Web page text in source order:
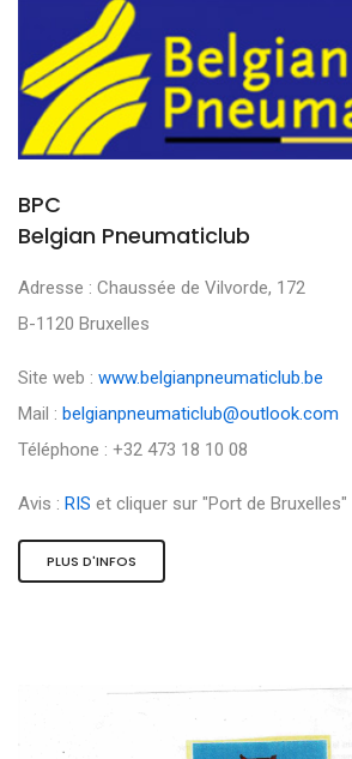
BPC
Belgian Pneumaticlub
Adresse : Chaussée de Vilvorde, 172
B-1120 Bruxelles
Site web : www.belgianpneumaticlub.be
Mail : belgianpneumaticlub@outlook.com
Téléphone : +32 473 18 10 08
Avis : RIS et cliquer sur "Port de Bruxelles"
PLUS D'INFOS